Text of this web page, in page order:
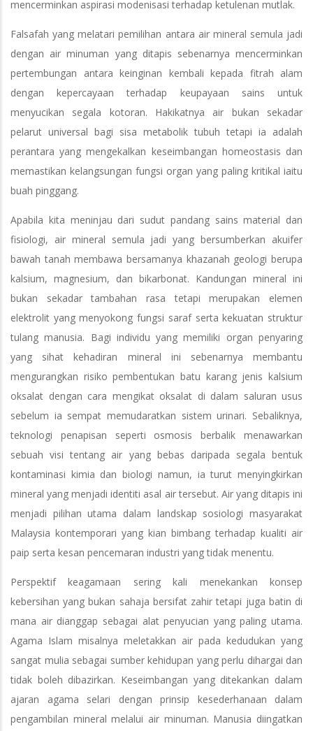
mencerminkan aspirasi modenisasi terhadap ketulenan mutlak.
Falsafah yang melatari pemilihan antara air mineral semula jadi
dengan air minuman yang ditapis sebenarnya mencerminkan
pertembungan antara keinginan kembali kepada fitrah alam
dengan kepercayaan terhadap keupayaan sains untuk
menyucikan segala kotoran. Hakikatnya air bukan sekadar
pelarut universal bagi sisa metabolik tubuh tetapi ia adalah
perantara yang mengekalkan keseimbangan homeostasis dan
memastikan kelangsungan fungsi organ yang paling kritikal iaitu
buah pinggang.
Apabila kita meninjau dari sudut pandang sains material dan
fisiologi, air mineral semula jadi yang bersumberkan akuifer
bawah tanah membawa bersamanya khazanah geologi berupa
kalsium, magnesium, dan bikarbonat. Kandungan mineral ini
bukan sekadar tambahan rasa tetapi merupakan elemen
elektrolit yang menyokong fungsi saraf serta kekuatan struktur
tulang manusia. Bagi individu yang memiliki organ penyaring
yang sihat kehadiran mineral ini sebenarnya membantu
mengurangkan risiko pembentukan batu karang jenis kalsium
oksalat dengan cara mengikat oksalat di dalam saluran usus
sebelum ia sempat memudaratkan sistem urinari. Sebaliknya,
teknologi penapisan seperti osmosis berbalik menawarkan
sebuah visi tentang air yang bebas daripada segala bentuk
kontaminasi kimia dan biologi namun, ia turut menyingkirkan
mineral yang menjadi identiti asal air tersebut. Air yang ditapis ini
menjadi pilihan utama dalam landskap sosiologi masyarakat
Malaysia kontemporari yang kian bimbang terhadap kualiti air
paip serta kesan pencemaran industri yang tidak menentu.
Perspektif keagamaan sering kali menekankan konsep
kebersihan yang bukan sahaja bersifat zahir tetapi juga batin di
mana air dianggap sebagai alat penyucian yang paling utama.
Agama Islam misalnya meletakkan air pada kedudukan yang
sangat mulia sebagai sumber kehidupan yang perlu dihargai dan
tidak boleh dibazirkan. Keseimbangan yang ditekankan dalam
ajaran agama selari dengan prinsip kesederhanaan dalam
pengambilan mineral melalui air minuman. Manusia diingatkan